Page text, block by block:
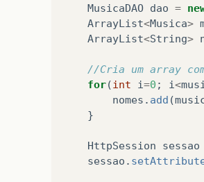
MusicaDAO dao =
ArrayList<Musica>
ArrayList<String>
//Cria um array
for(int i=0 ; i<
nomes . add (
}
HttpSession sessao
sessao .